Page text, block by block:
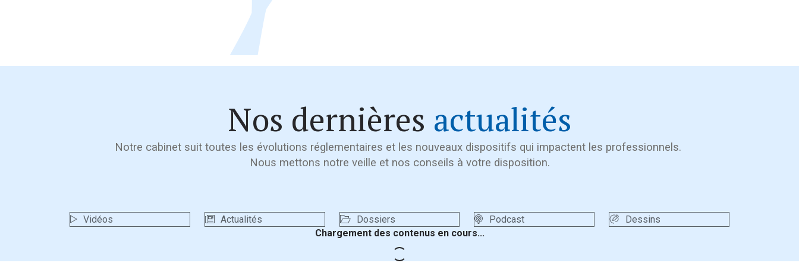
Nos dernières actualités
Notre cabinet suit toutes les évolutions réglementaires et les nouveaux dispositifs qui impactent les professionnels.
Nous mettons notre veille et nos conseils à votre disposition.
Vidéos Actualités Dossiers Podcast Dessins